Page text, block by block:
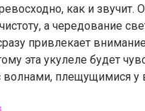
как и звучит.
а чередование
привлекает
эта укулеле будет
волнами, плещущимися у